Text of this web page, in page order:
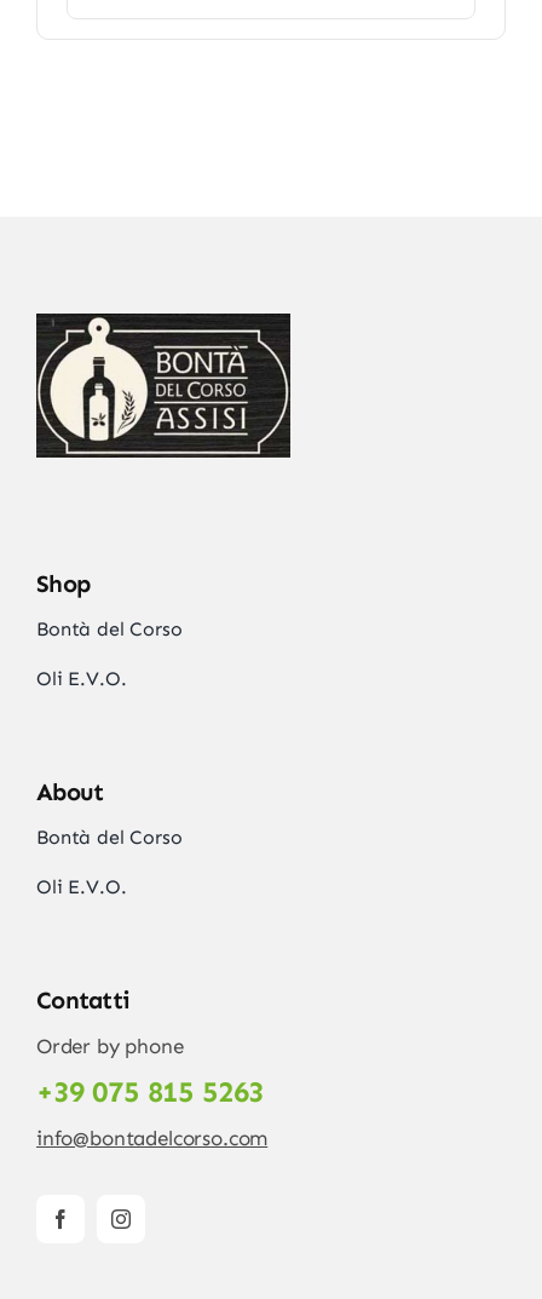
Shop
Bontà del Corso
Oli E.V.O.
About
Bontà del Corso
Oli E.V.O.
Contatti
Order by phone
+39 075 815 5263
info@bontadelcorso.com